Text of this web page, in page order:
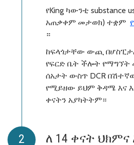
የKing ካውንቲ substance
አጠቃቀም መታወክ) ተቋም
።
ከፍላጎታቸው ውጪ
የፍርድ ቤት ችሎት የማግኘት
ሰአታት ውስጥ DCR
የሚይዘው ይህም ቅዳሜ እና
ቀናትን አያካትትም።
ለ 14 ቀናት